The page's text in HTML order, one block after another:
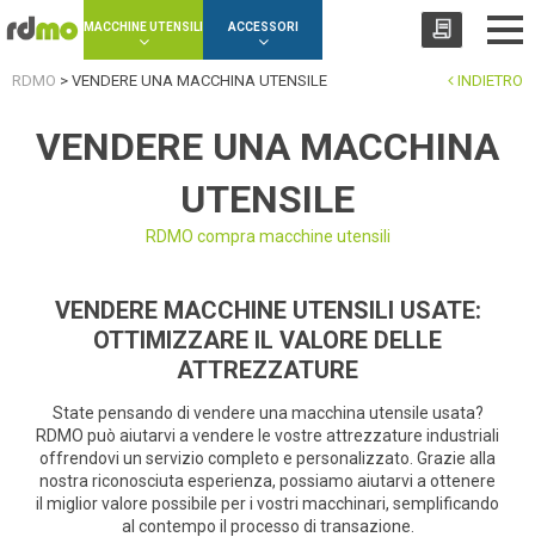
MACCHINE UTENSILI ACCESSORI
INDIETRO
RDMO > VENDERE UNA MACCHINA UTENSILE
VENDERE UNA MACCHINA
UTENSILE
RDMO compra macchine utensili
VENDERE MACCHINE UTENSILI USATE:
OTTIMIZZARE IL VALORE DELLE
ATTREZZATURE
State pensando di vendere una macchina utensile usata?
RDMO può aiutarvi a vendere le vostre attrezzature industriali
offrendovi un servizio completo e personalizzato. Grazie alla
nostra riconosciuta esperienza, possiamo aiutarvi a ottenere
il miglior valore possibile per i vostri macchinari, semplificando
al contempo il processo di transazione.